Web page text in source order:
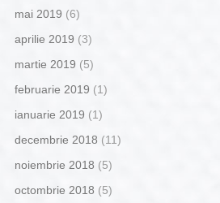
mai 2019 (6)
aprilie 2019 (3)
martie 2019 (5)
februarie 2019 (1)
ianuarie 2019 (1)
decembrie 2018 (11)
noiembrie 2018 (5)
octombrie 2018 (5)